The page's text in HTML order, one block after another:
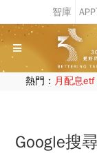
熱門： 月配息etf
Google搜